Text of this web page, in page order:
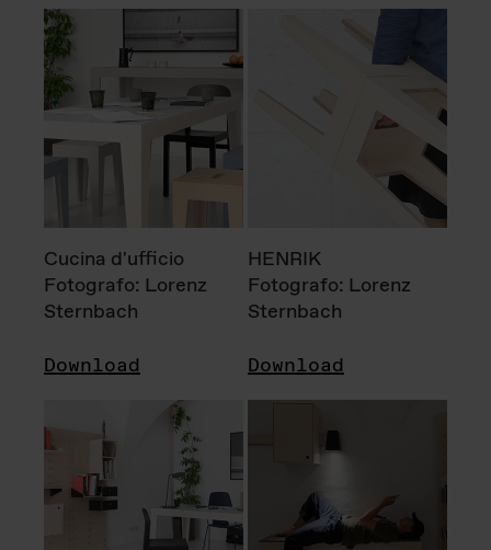
Cucina d'ufficio
Fotografo: Lorenz
Sternbach
Download
HENRIK
Fotografo: Lorenz
Sternbach
Download